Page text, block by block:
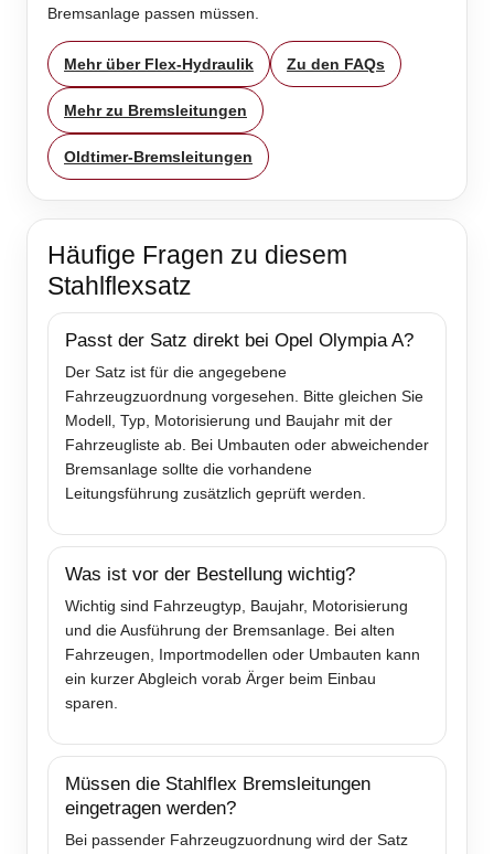
Bremsanlage passen müssen.
Mehr über Flex-Hydraulik Zu den FAQs
Mehr zu Bremsleitungen
Oldtimer-Bremsleitungen
Häufige Fragen zu diesem
Stahlflexsatz
Passt der Satz direkt bei Opel Olympia A?
Der Satz ist für die angegebene
Fahrzeugzuordnung vorgesehen. Bitte gleichen Sie
Modell, Typ, Motorisierung und Baujahr mit der
Fahrzeugliste ab. Bei Umbauten oder abweichender
Bremsanlage sollte die vorhandene
Leitungsführung zusätzlich geprüft werden.
Was ist vor der Bestellung wichtig?
Wichtig sind Fahrzeugtyp, Baujahr, Motorisierung
und die Ausführung der Bremsanlage. Bei alten
Fahrzeugen, Importmodellen oder Umbauten kann
ein kurzer Abgleich vorab Ärger beim Einbau
sparen.
Müssen die Stahlflex Bremsleitungen
eingetragen werden?
Bei passender Fahrzeugzuordnung wird der Satz